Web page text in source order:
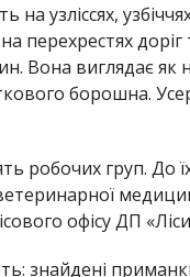
узліссях,
на перехрестях
Вона виглядає як
борошна.
робочих груп. До
офісу ДП
знайдені